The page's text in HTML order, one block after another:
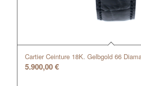
Cartier Ceinture 18K. Gelbgold 66
5.900,00€